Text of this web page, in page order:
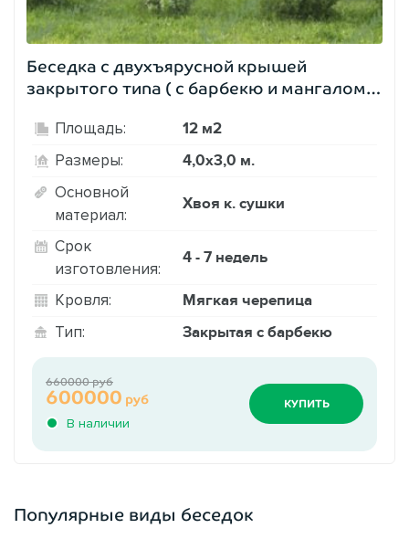
Беседка с двухъярусной крышей
закрытого типа ( с барбекю и мангалом)
Площадь: 12 м2
Размеры: 4,0х3,0 м.
Основной
материал:
Хвоя к. сушки
Срок
изготовления:
4 - 7 недель
Кровля: Мягкая черепица
Тип: Закрытая с барбекю
В наличии
600000 руб
660000 руб
КУПИТЬ
Популярные виды беседок